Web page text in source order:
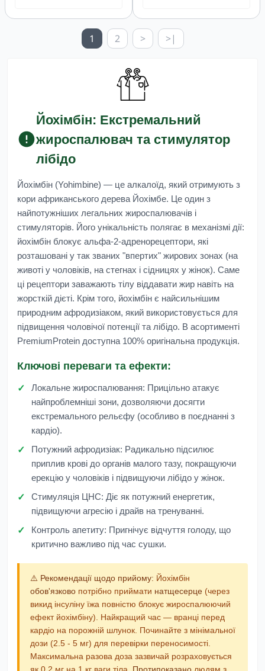
1 2 > >|
Йохімбін: Екстремальний
жироспалювач та стимулятор
лібідо
Йохімбін (Yohimbine) — це алкалоїд, який отримують з
кори африканського дерева Йохімбе. Це один з
найпотужніших легальних жироспалювачів і
стимуляторів. Його унікальність полягає в механізмі дії:
йохімбін блокує альфа-2-адренорецептори, які
розташовані у так званих "впертих" жирових зонах (на
животі у чоловіків, на стегнах і сідницях у жінок). Саме
ці рецептори заважають тілу віддавати жир навіть на
жорсткій дієті. Крім того, йохімбін є найсильнішим
природним афродизіаком, який використовується для
підвищення чоловічої потенції та лібідо. В асортименті
PremiumProtein доступна 100% оригінальна продукція.
Ключові переваги та ефекти:
Локальне жироспалювання: Прицільно атакує
найпроблемніші зони, дозволяючи досягти
екстремального рельєфу (особливо в поєднанні з
кардіо).
Потужний афродизіак: Радикально підсилює
приплив крові до органів малого тазу, покращуючи
ерекцію у чоловіків і підвищуючи лібідо у жінок.
Стимуляція ЦНС: Діє як потужний енергетик,
підвищуючи агресію і драйв на тренуванні.
Контроль апетиту: Пригнічує відчуття голоду, що
критично важливо під час сушки.
⚠️ Рекомендації щодо прийому: Йохімбін
обов'язково потрібно приймати натщесерце (через
викид інсуліну їжа повністю блокує жироспалюючий
ефект йохімбіну). Найкращий час — вранці перед
кардіо на порожній шлунок. Починайте з мінімальної
дози (2.5 - 5 мг) для перевірки переносимості.
Максимальна разова доза зазвичай розраховується